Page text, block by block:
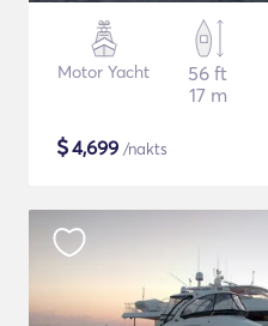
Motor Yacht
56 ft
17 m
$4,699 /nakts